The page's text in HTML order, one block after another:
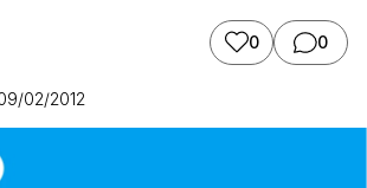
0 0
02/2012